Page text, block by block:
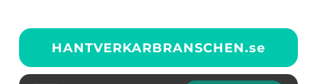
HANTVERKARBRANSCHEN.se